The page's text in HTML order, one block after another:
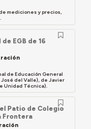
mediciones y precios,
EGB de 16
de Educación General
José del Valle), de Javier
Unidad Técnica).
Patio de Colegio
Frontera